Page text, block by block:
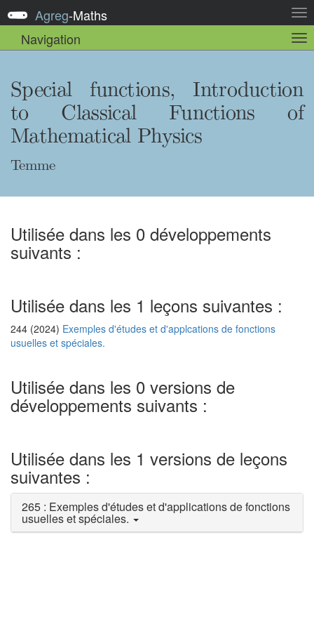
la
Agreg-Maths
Navigation
la
Special functions, Introduction
to Classical Functions of
Mathematical Physics
Temme
Utilisée dans les 0 développements
suivants :
Utilisée dans les 1 leçons suivantes :
244 (2024) Exemples d'études et d'applcations de fonctions
usuelles et spéciales.
Utilisée dans les 0 versions de
développements suivants :
Utilisée dans les 1 versions de leçons
suivantes :
265 : Exemples d'études et d'applications de fonctions
usuelles et spéciales.